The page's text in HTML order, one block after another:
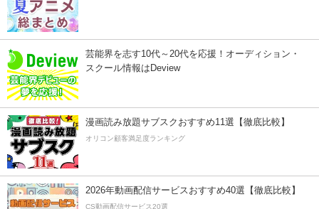
芸能界を志す10代～20代を応援！オーディション・
スクール情報はDeview
漫画読み放題サブスクおすすめ11選【徹底比較】
オリコン顧客満足度ランキング
2026年動画配信サービスおすすめ40選【徹底比較】
CS動画配信サービス20選